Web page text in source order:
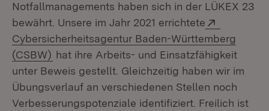
Notfallmanagements haben sich in der LÜKEX 23
bewährt. Unsere im Jahr 2021 errichtete
Cybersicherheitsagentur Baden-Württemberg
(CSBW) (Öffnet in neuem Fenster)
hat ihre Arbeits- und Einsatzfähigkeit
unter Beweis gestellt. Gleichzeitig haben wir im
Übungsverlauf an verschiedenen Stellen noch
Verbesserungspotenziale identifiziert. Freilich ist